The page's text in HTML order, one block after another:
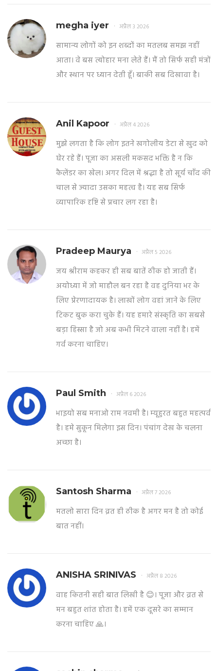
megha iyer अप्रैल 3 2026
सामान्य लोगों को इन शब्दों का मतलब समझ नहीं
आता। वे बस त्योहार मना लेते हैं। मैं तो सिर्फ सही मंत्रों
और स्थान पर ध्यान देती हूँ। बाकी सब दिखावा है।
Anil Kapoor अप्रैल 4 2026
मुझे लगता है कि लोग इतने खगोलीय डेटा से खुद को
घेर रहे हैं। पूजा का असली मकसद भक्ति है न कि
कैलेंडर का खेल। अगर दिल में श्रद्धा है तो सूर्य चाँद की
चाल से ज्यादा उसका महत्व है। यह सब सिर्फ
व्यापारिक दृष्टि से प्रचार लग रहा है।
Pradeep Maurya अप्रैल 5 2026
जय श्रीराम कहकर ही सब बातें ठीक हो जाती हैं।
अयोध्या में जो माहौल बन रहा है वह दुनिया भर के
लिए प्रेरणादायक है। लाखों लोग वहां जाने के लिए
टिकट बुक करा चुके हैं। यह हमारे संस्कृति का सबसे
बड़ा हिस्सा है जो अब कभी मिटने वाला नहीं है। हमें
गर्व करना चाहिए।
Paul Smith अप्रैल 6 2026
भाइयो सब मनाओ राम नवमी है। म्यूहुरत बहुत महत्पर्व
है। हमे सुकून मिलेगा इस दिन। पंचांग देख के चलना
अच्छा है।
Santosh Sharma अप्रैल 7 2026
मतलो सारा दिन व्रत ही ठीक है अगर मन है तो कोई
बात नहीं।
ANISHA SRINIVAS अप्रैल 8 2026
वाह कितनी सही बात लिखी है 😊। पूजा और व्रत से
मन बहुत शांत होता है। हमें एक दूसरे का सम्मान
करना चाहिए 🙏।